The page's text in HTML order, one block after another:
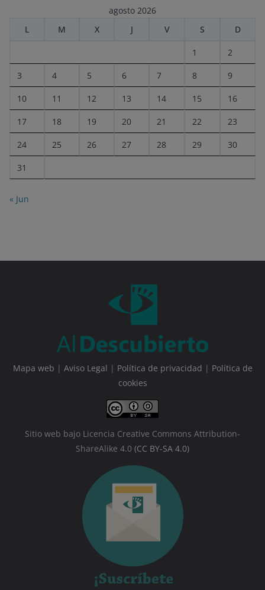
agosto 2026
L
M X J V S D
1 2
3 4 5 6 7 8 9
10 11 12 13 14 15 16
17 18 19 20 21 22 23
24 25 26 27 28 29 30
31
« Jun
Mapa web | Aviso Legal | Política de privacidad | Política de
cookies
Sitio web bajo Licencia Creative Commons Attribution-
ShareAlike 4.0 (CC BY-SA 4.0)